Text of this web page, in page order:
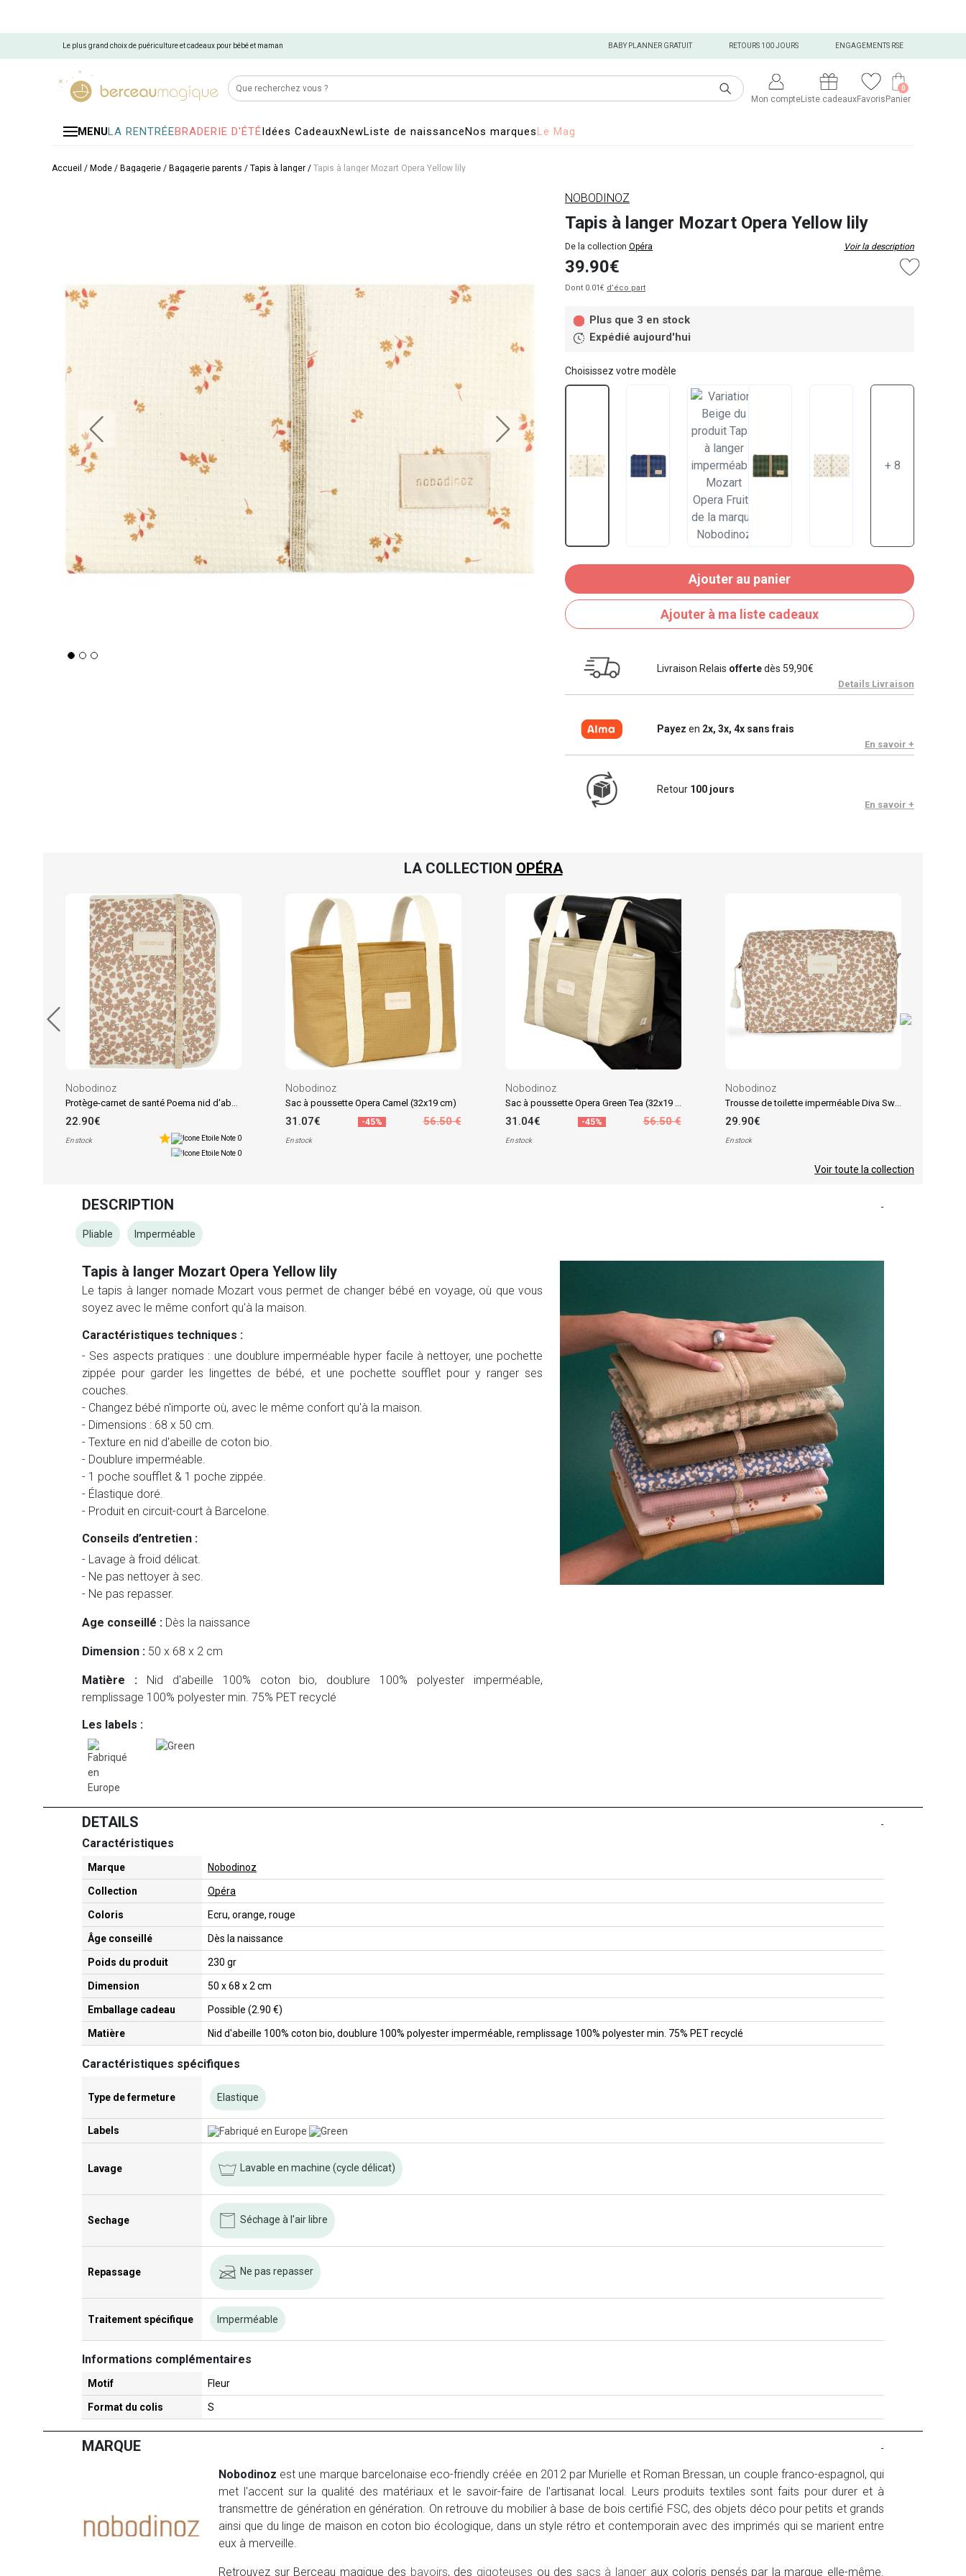
Le plus grand choix de puériculture et cadeaux pour bébé et maman ENGAGEMENTS RSE
RETOURS 100 JOURS
BABY PLANNER GRATUIT
Mon compteListe cadeauxFavoris Panier
0
MENULA RENTRÉEBRADERIE D'ÉTÉIdées CadeauxNewListe de naissanceNos marquesLe Mag
Accueil / Mode / Bagagerie / Bagagerie parents / Tapis à langer / Tapis à langer Mozart Opera Yellow lily
NOBODINOZ
Tapis à langer Mozart Opera Yellow lily
De la collection Opéra Voir la description
39.90€
Dont 0.01€ d’éco part
Plus que 3 en stock
Expédié aujourd'hui
Choisissez votre modèle
+ 8
Ajouter au panier
Ajouter à ma liste cadeaux
Livraison Relais offertedès 59,90€
Details Livraison
Payez en 2x, 3x, 4x sans frais
En savoir +
Retour 100 jours
En savoir +
LA COLLECTION OPÉRA
Nobodinoz
22.90€
En stock
Nobodinoz
Sac à poussette Opera Camel (32x19 cm)
31.07€ -45% 56.50 €
En stock
Nobodinoz
31.04€ -45% 56.50 €
En stock
Nobodinoz
Trousse de toilette imperméable Diva Sweet Yumiko
29.90€
En stock
Voir toute la collection
DESCRIPTION -
Pliable Imperméable
Tapis à langer Mozart Opera Yellow lily
Le tapis à langer nomade Mozart vous permet de changer bébé en voyage, où que vous
soyez avec le même confort qu'à la maison.
Caractéristiques techniques :
- Ses aspects pratiques : une doublure imperméable hyper facile à nettoyer, une pochette
zippée pour garder les lingettes de bébé, et une pochette soufflet pour y ranger ses
couches.
- Changez bébé n'importe où, avec le même confort qu'à la maison.
- Dimensions : 68 x 50 cm.
- Texture en nid d'abeille de coton bio.
- Doublure imperméable.
- 1 poche soufflet & 1 poche zippée.
- Élastique doré.
- Produit en circuit-court à Barcelone.
Conseils d’entretien :
- Lavage à froid délicat.
- Ne pas nettoyer à sec.
- Ne pas repasser.
Age conseillé : Dès la naissance
Dimension : 50 x 68 x 2 cm
Matière :Nid d'abeille 100% coton bio, doublure 100% polyester imperméable,
remplissage 100% polyester min. 75% PET recyclé
Les labels :
DETAILS -
Caractéristiques
Marque Nobodinoz
Collection Opéra
Coloris Ecru, orange, rouge
Âge conseillé Dès la naissance
Poids du produit 230 gr
Dimension 50 x 68 x 2 cm
Emballage cadeau Possible (2.90 €)
Matière Nid d'abeille 100% coton bio, doublure 100% polyester imperméable, remplissage 100% polyester min. 75% PET recyclé
Caractéristiques spécifiques
Type de fermeture Elastique
Labels
Lavage Lavable en machine (cycle délicat)
Sechage Séchage à l'air libre
Repassage Ne pas repasser
Traitement spécifique Imperméable
Informations complémentaires
Motif Fleur
Format du colis S
MARQUE -
Nobodinoz est une marque barcelonaise eco-friendly créée en 2012 par Murielle et Roman Bressan, un couple franco-espagnol, qui
met l'accent sur la qualité des matériaux et le savoir-faire de l'artisanat local. Leurs produits textiles sont faits pour durer et à
transmettre de génération en génération. On retrouve du mobilier à base de bois certifié FSC, des objets déco pour petits et grands
ainsi que du linge de maison en coton bio écologique, dans un style rétro et contemporain avec des imprimés qui se marient entre
eux à merveille.
Retrouvez sur Berceau magique des bavoirs, des gigoteuses ou des sacs à langer aux coloris pensés par la marque elle-même.